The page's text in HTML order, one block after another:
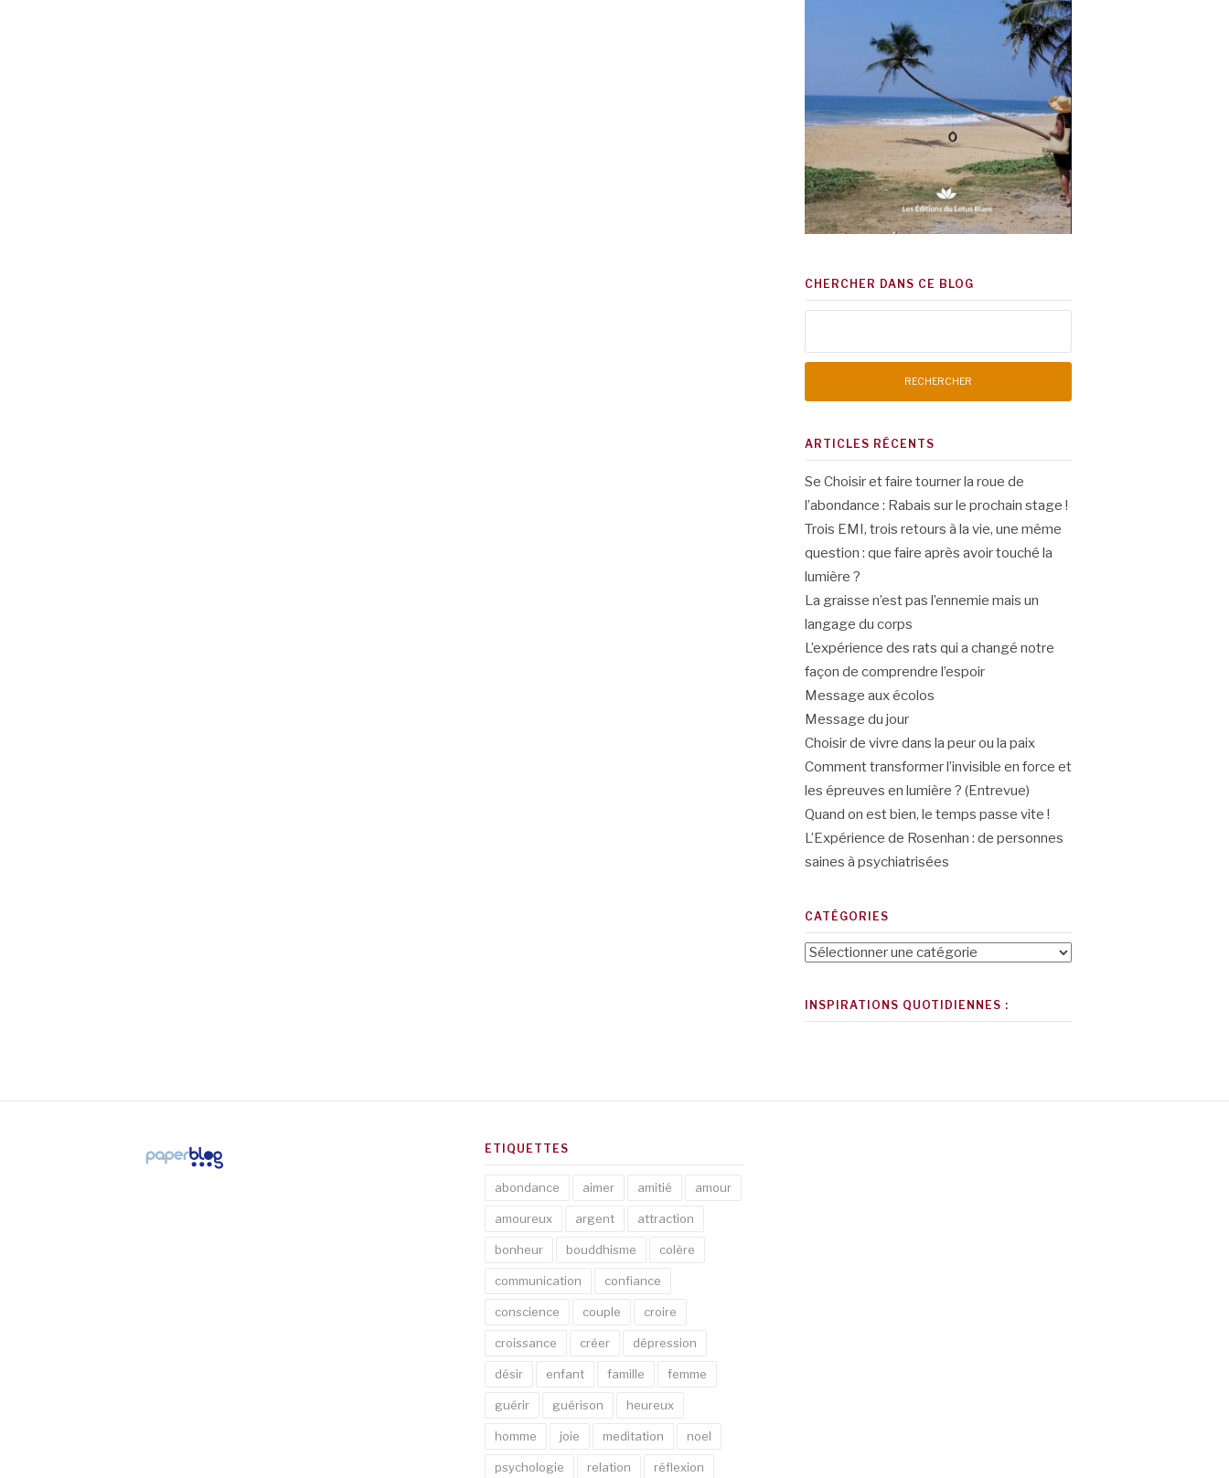
CHERCHER DANS CE BLOG
ARTICLES RÉCENTS
Se Choisir et faire tourner la roue de
l’abondance : Rabais sur le prochain stage !
Trois EMI, trois retours à la vie, une même
question : que faire après avoir touché la
lumière ?
La graisse n’est pas l’ennemie mais un
langage du corps
L’expérience des rats qui a changé notre
façon de comprendre l’espoir
Message aux écolos
Message du jour
Choisir de vivre dans la peur ou la paix
Comment transformer l’invisible en force et
les épreuves en lumière ? (Entrevue)
Quand on est bien, le temps passe vite !
L’Expérience de Rosenhan : de personnes
saines à psychiatrisées
CATÉGORIES
Catégories
INSPIRATIONS QUOTIDIENNES :
ETIQUETTES
abondance aimer amitié amour
amoureux argent attraction
bonheur bouddhisme colère
communication confiance
conscience couple croire
croissance créer dépression
désir enfant famille femme
guérir guérison heureux
homme joie meditation noel
psychologie relation réflexion